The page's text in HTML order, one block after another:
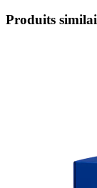
Produits